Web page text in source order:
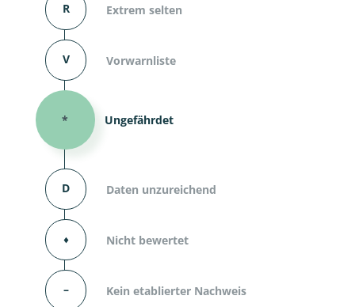
R Extrem selten
V Vorwarnliste
* Ungefährdet
D Daten unzureichend
⬧ Nicht bewertet
– Kein etablierter Nachweis